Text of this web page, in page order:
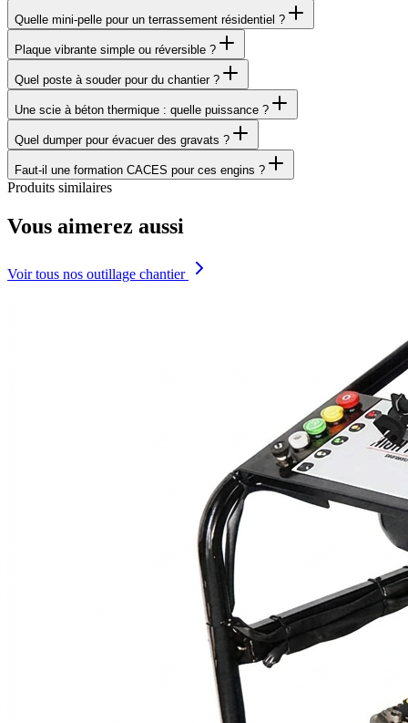
Quelle mini-pelle pour un terrassement résidentiel ?
Plaque vibrante simple ou réversible ?
Quel poste à souder pour du chantier ?
Une scie à béton thermique : quelle puissance ?
Quel dumper pour évacuer des gravats ?
Faut-il une formation CACES pour ces engins ?
Produits similaires
Vous aimerez aussi
Voir tous nos outillage chantier